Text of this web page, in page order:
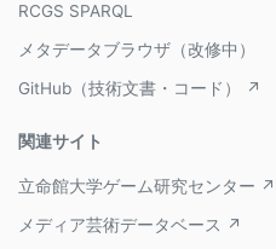
RCGS SPARQL
メタデータブラウザ（改修中）
GitHub（技術文書・コード） ↗
関連サイト
立命館大学ゲーム研究センター ↗
メディア芸術データベース ↗